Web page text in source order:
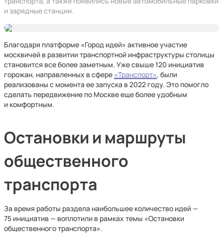
и зарядные станции.
Благодаря платформе «Город идей» активное участие
москвичей в развитии транспортной инфраструктуры столицы
становится все более заметным. Уже свыше 120 инициатив
горожан, направленных в сфере «Транспорт», были
реализованы с момента ее запуска в 2022 году. Это помогло
сделать передвижение по Москве еще более удобным
и комфортным.
Остановки и маршруты
общественного
транспорта
За время работы раздела наибольшее количество идей —
75 инициатив — воплотили в рамках темы «Остановки
общественного транспорта».